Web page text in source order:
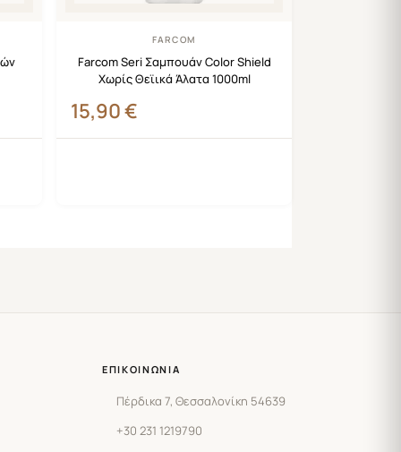
FARCOM
Farcom Seri Σαμπουάν Color Shield
Χωρίς Θεϊικά Άλατα 1000ml
15,90€
ΕΠΙΚΟΙΝΩΝΊΑ
Πέρδικα 7, Θεσσαλονίκη 54639
+30 231 1219790